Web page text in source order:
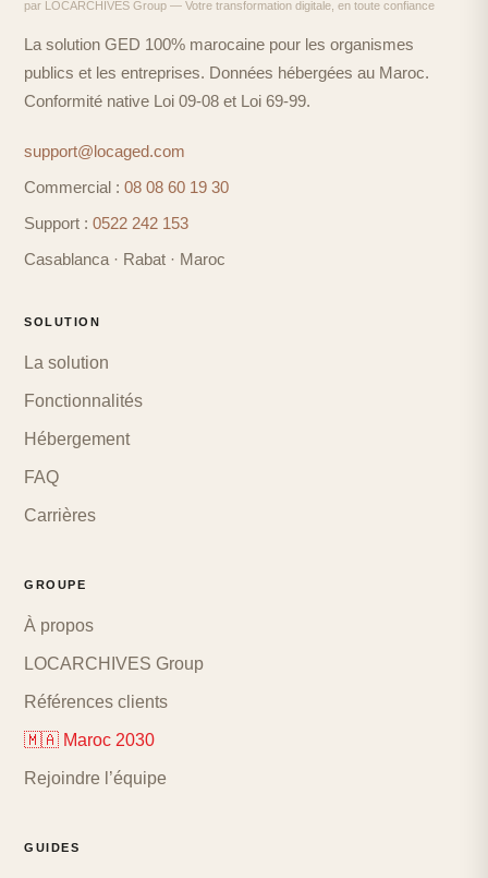
par LOCARCHIVES Group — Votre transformation digitale, en toute confiance
La solution GED 100% marocaine pour les organismes
publics et les entreprises. Données hébergées au Maroc.
Conformité native Loi 09-08 et Loi 69-99.
support@locaged.com
Commercial : 08 08 60 19 30
Support : 0522 242 153
Casablanca · Rabat · Maroc
SOLUTION
La solution
Fonctionnalités
Hébergement
FAQ
Carrières
GROUPE
À propos
LOCARCHIVES Group
Références clients
🇲🇦 Maroc 2030
Rejoindre l’équipe
GUIDES